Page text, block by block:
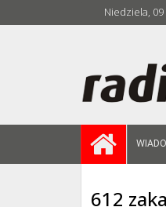
Niedziela,
612